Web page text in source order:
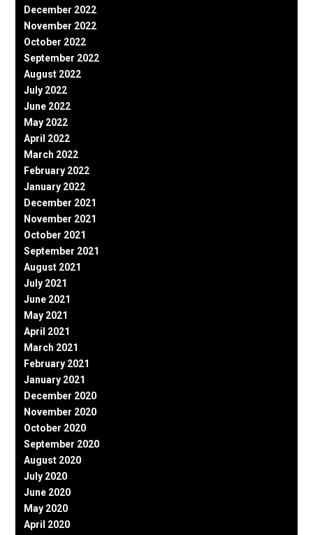
December 2022
November 2022
October 2022
September 2022
August 2022
July 2022
June 2022
May 2022
April 2022
March 2022
February 2022
January 2022
December 2021
November 2021
October 2021
September 2021
August 2021
July 2021
June 2021
May 2021
April 2021
March 2021
February 2021
January 2021
December 2020
November 2020
October 2020
September 2020
August 2020
July 2020
June 2020
May 2020
April 2020